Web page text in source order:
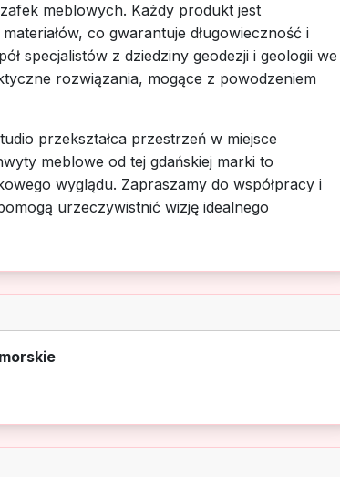
meblowych. Każdy produkt jest
co gwarantuje długowieczność i
specjalistów z dziedziny geodezji i geologii we
rozwiązania, mogące z powodzeniem
przekształca przestrzeń w miejsce
meblowe od tej gdańskiej marki to
wyglądu. Zapraszamy do współpracy i
urzeczywistnić wizję idealnego